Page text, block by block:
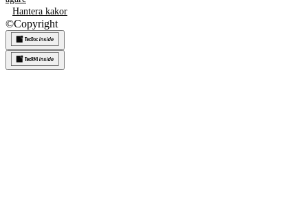
Hantera kakor
©Copyright